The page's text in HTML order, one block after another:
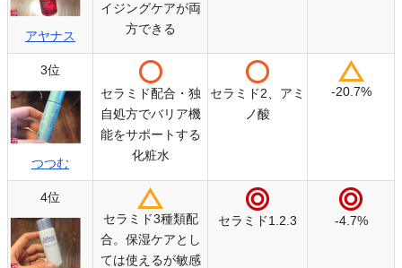
アヤナス
イジングケアが両
方できる
3位
つつむ
セラミド配合・独
自処方でバリア機
能をサポートする
化粧水
セラミド2、アミ
ノ酸
-20.7%
4位
セラミド3種類配
合。保湿ケアとし
ては使えるが敏感
セラミド1.2.3 -4.7%